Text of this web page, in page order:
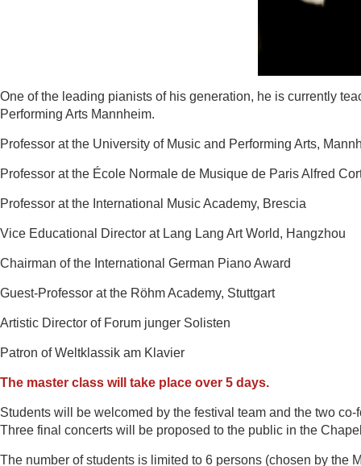
One of the leading pianists of his generation, he is currently
Performing Arts Mannheim.
Professor at the University of Music and Performing Arts,
Professor at the École Normale de Musique de Paris Alfred
Professor at the International Music Academy, Brescia
Vice Educational Director at Lang Lang Art World, Hangzhou
Chairman of the International German Piano Award
Guest-Professor at the Röhm Academy, Stuttgart
Artistic Director of Forum junger Solisten
Patron of Weltklassik am Klavier
The master class will take place over 5 days.
Students will be welcomed by the festival team and the two
Three final concerts will be proposed to the public in the
The number of students is limited to 6 persons (chosen by the